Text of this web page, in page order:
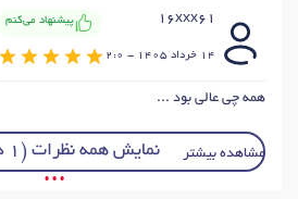
16xxx61 پیشنهاد می‌کنم
14 خرداد 1405 - 2:0
همه چی عالی بود ...
مشاهده بیشتر نمایش همه نظرات (1 دیدگاه)
• • •